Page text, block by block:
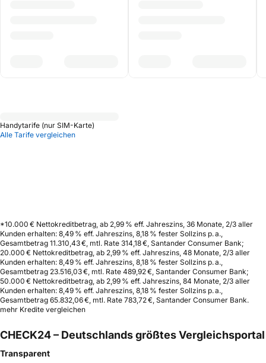
Handytarife (nur SIM-Karte)
Alle Tarife vergleichen
*10.000 € Nettokreditbetrag, ab 2,99 % eff. Jahreszins, 36 Monate, 2/3 aller
Kunden erhalten: 8,49 % eff. Jahreszins, 8,18 % fester Sollzins p. a.,
Gesamtbetrag 11.310,43 €, mtl. Rate 314,18 €, Santander Consumer Bank;
20.000 € Nettokreditbetrag, ab 2,99 % eff. Jahreszins, 48 Monate, 2/3 aller
Kunden erhalten: 8,49 % eff. Jahreszins, 8,18 % fester Sollzins p. a.,
Gesamtbetrag 23.516,03 €, mtl. Rate 489,92 €, Santander Consumer Bank;
50.000 € Nettokreditbetrag, ab 2,99 % eff. Jahreszins, 84 Monate, 2/3 aller
Kunden erhalten: 8,49 % eff. Jahreszins, 8,18 % fester Sollzins p. a.,
Gesamtbetrag 65.832,06 €, mtl. Rate 783,72 €, Santander Consumer Bank.
mehr Kredite vergleichen
CHECK24 – Deutschlands größtes Vergleichsportal
Transparent